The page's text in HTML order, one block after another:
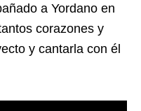
a Yordano en
corazones y
y cantarla con él